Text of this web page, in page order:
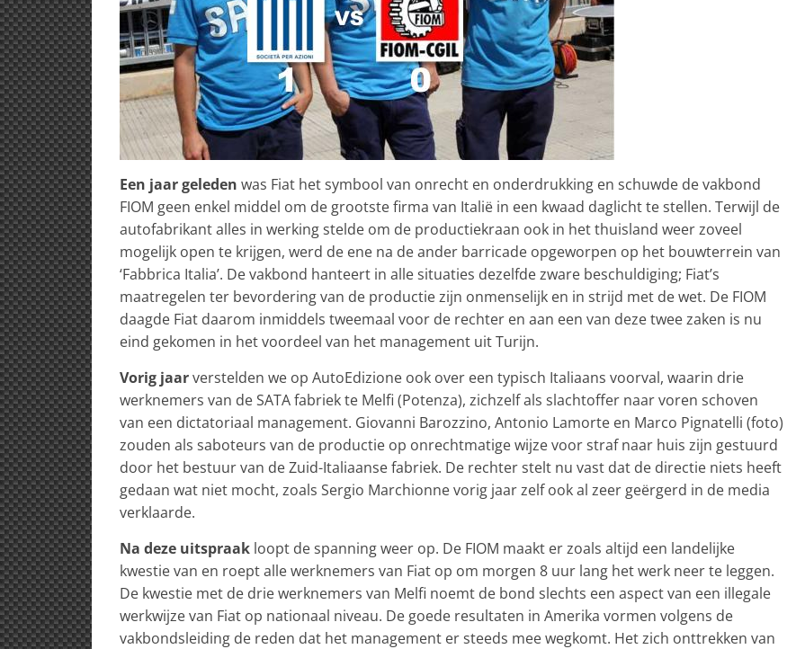
Een jaar geleden was Fiat het symbool van onrecht en onderdrukking en schuwde de vakbond
FIOM geen enkel middel om de grootste firma van Italië in een kwaad daglicht te stellen. Terwijl de
autofabrikant alles in werking stelde om de productiekraan ook in het thuisland weer zoveel
mogelijk open te krijgen, werd de ene na de ander barricade opgeworpen op het bouwterrein van
‘Fabbrica Italia’. De vakbond hanteert in alle situaties dezelfde zware beschuldiging; Fiat’s
maatregelen ter bevordering van de productie zijn onmenselijk en in strijd met de wet. De FIOM
daagde Fiat daarom inmiddels tweemaal voor de rechter en aan een van deze twee zaken is nu
eind gekomen in het voordeel van het management uit Turijn.
Vorig jaarverstelden we op AutoEdizione ook over een typisch Italiaans voorval, waarin drie
werknemers van de SATA fabriek te Melfi (Potenza), zichzelf als slachtoffer naar voren schoven
van een dictatoriaal management. Giovanni Barozzino, Antonio Lamorte en Marco Pignatelli (foto)
zouden als saboteurs van de productie op onrechtmatige wijze voor straf naar huis zijn gestuurd
door het bestuur van de Zuid-Italiaanse fabriek. De rechter stelt nu vast dat de directie niets heeft
gedaan wat niet mocht, zoals Sergio Marchionne vorig jaar zelf ook al zeer geërgerd in de media
verklaarde.
Na deze uitspraak loopt de spanning weer op. De FIOM maakt er zoals altijd een landelijke
kwestie van en roept alle werknemers van Fiat op om morgen 8 uur lang het werk neer te leggen.
De kwestie met de drie werknemers van Melfi noemt de bond slechts een aspect van een illegale
werkwijze van Fiat op nationaal niveau. De goede resultaten in Amerika vormen volgens de
vakbondsleiding de reden dat het management er steeds mee wegkomt. Het zich onttrekken van